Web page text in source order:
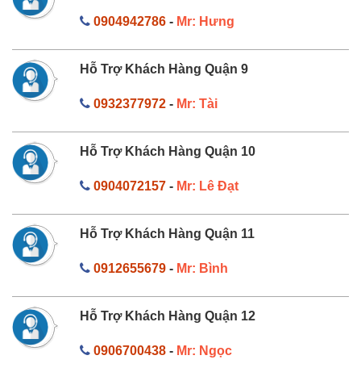
0904942786- Mr: Hưng
Hỗ Trợ Khách Hàng Quận 9
0932377972- Mr: Tài
Hỗ Trợ Khách Hàng Quận 10
0904072157- Mr: Lê Đạt
Hỗ Trợ Khách Hàng Quận 11
0912655679- Mr: Bình
Hỗ Trợ Khách Hàng Quận 12
0906700438- Mr: Ngọc